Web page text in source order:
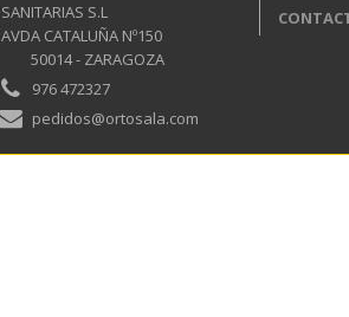
SANITARIAS S.L
AVDA CATALUÑA Nº150
50014 - ZARAGOZA
976 472327
pedidos@ortosala.com